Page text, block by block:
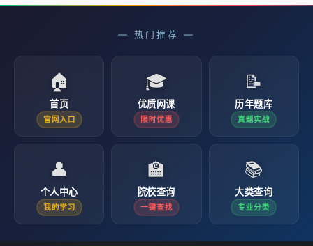
— 热门推荐 —
🏠
首页
官网入口
🎓
优质网课
限时优惠
📝
历年题库
真题实战
👤
个人中心
我的学习
🏫
院校查询
一键查找
📚
大类查询
专业分类